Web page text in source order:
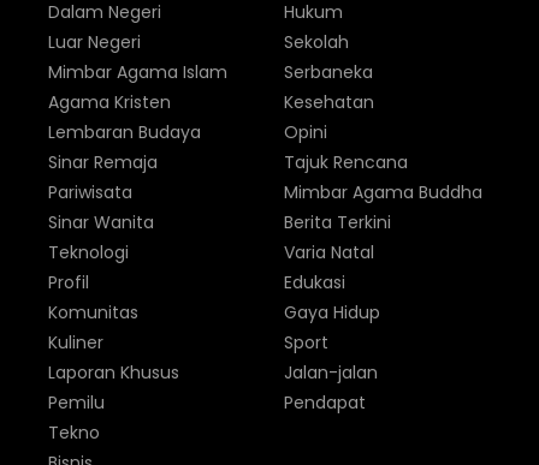
Dalam Negeri
Luar Negeri
Hukum
Sekolah
Mimbar Agama Islam
Agama Kristen
Lembaran Budaya
Sinar Remaja
Pariwisata
Sinar Wanita
Serbaneka
Kesehatan
Opini
Tajuk Rencana
Mimbar Agama Buddha
Berita Terkini
Teknologi
Profil
Komunitas
Kuliner
Laporan Khusus
Pemilu
Varia Natal
Edukasi
Gaya Hidup
Sport
Jalan-jalan
Pendapat
Tekno